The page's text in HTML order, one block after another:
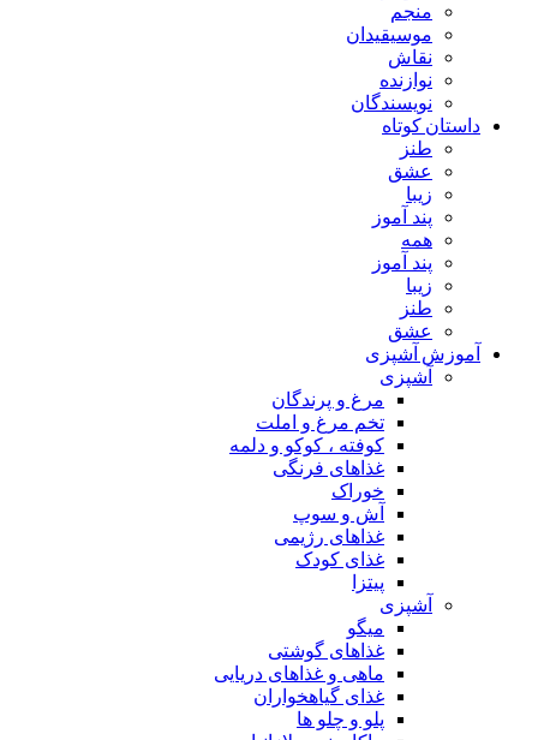
منجم
موسیقیدان
نقاش
نوازنده
نویسندگان
داستان کوتاه
طنز
عشق
زیبا
پند آموز
همه
پند آموز
زیبا
طنز
عشق
آموزش آشپزی
آشپزی
مرغ و پرندگان
تخم مرغ و املت
کوفته ، کوکو و دلمه
غذاهای فرنگی
خوراک
آش و سوپ
غذاهای رژیمی
غذای کودک
پیتزا
آشپزی
میگو
غذاهای گوشتی
ماهی و غذاهای دریایی
غذای گیاهخواران
پلو و چلو ها